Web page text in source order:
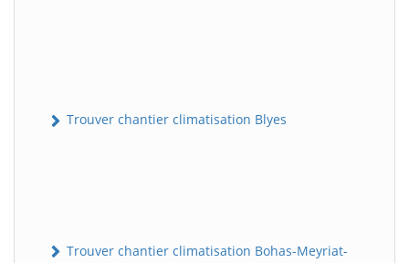
Trouver chantier climatisation Blyes
Trouver chantier climatisation Bohas-Meyriat-